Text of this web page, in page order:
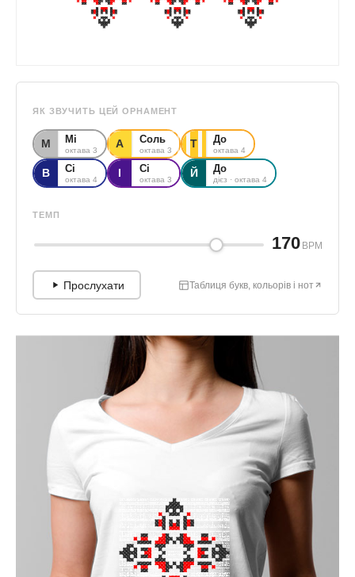
ЯК ЗВУЧИТЬ ЦЕЙ ОРНАМЕНТ
М Мі
октава 3 А Соль
октава 3 Т До
октава 4
В Сі
октава 4 І Сі
октава 3 Й До
дієз · октава 4
ТЕМП
170 BPM
Прослухати Таблиця букв, кольорів і нот